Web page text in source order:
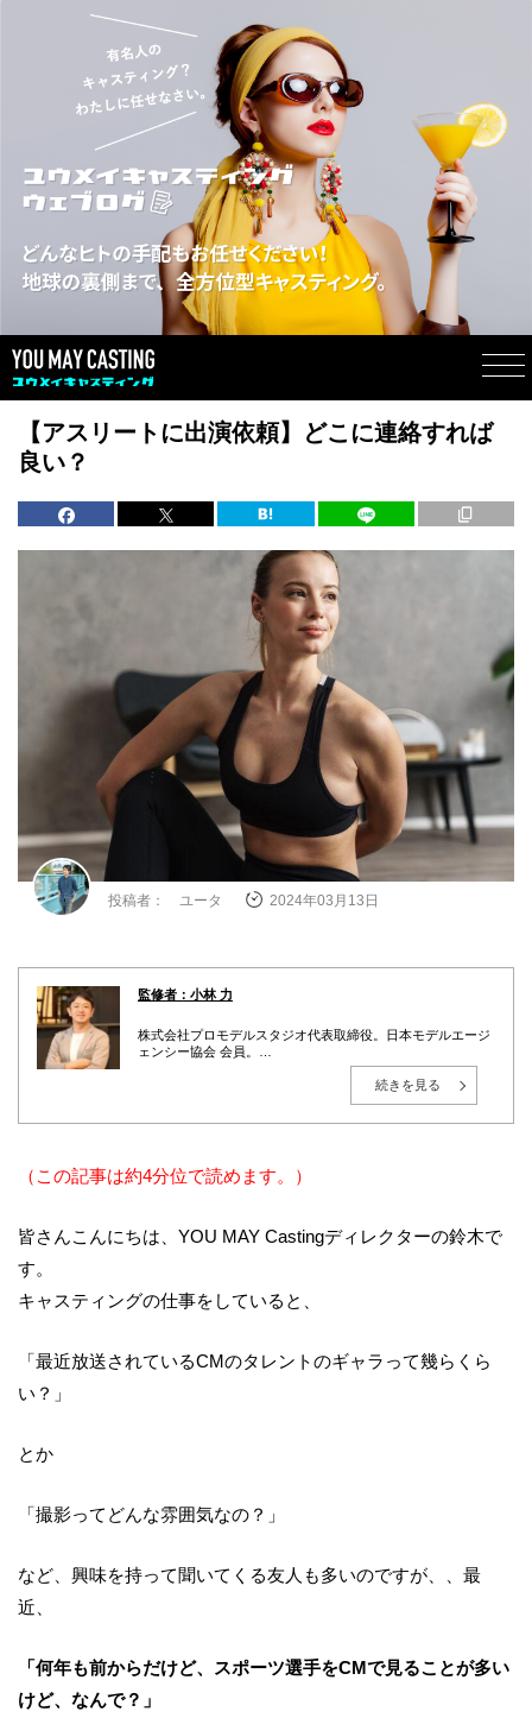
【アスリートに出演依頼】どこに連絡すれば
良い？
投稿者： ユータ 2024年03月13日
監修者：小林 力
株式会社プロモデルスタジオ代表取締役。日本モデルエージ
ェンシー協会 会員。
東京都世田谷区出身。1999年、株式会社インテック（現：
TISインテックグループ）入社後、広告・エンターテインメ
ント業界へ転身。2010年に株式会社プロモデルスタジオを創
選・紹介に留めず、企業の目的・ターゲット・予算に応じ
た“成果につながる戦略設計”から、撮影・イベント当日の進
を監督。多数案件から得られる実務データをもとに、相場
感・成功パターン・リスク管理のナレッジ化を推進してい
脈」を重視し、成果と納得感の両立を大切にしている。
続きを見る
（この記事は約4分位で読めます。）
皆さんこんにちは、 YOU MAY Castingディレクターの鈴木で
す。
キャスティングの仕事をしていると、
「最近放送されているCMのタレントのギャラって幾らくら
い？」
とか
「撮影ってどんな雰囲気なの？」
など、興味を持って聞いてくる友人も多いのですが、、最
近、
「何年も前からだけど、スポーツ選手をCMで見ることが多い
けど、なんで？」